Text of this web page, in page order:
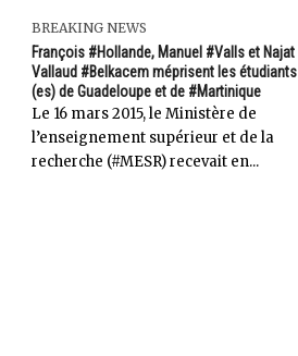
BREAKING NEWS
François #Hollande, Manuel #Valls et Najat
Vallaud #Belkacem méprisent les étudiants
(es) de Guadeloupe et de #Martinique
Le 16 mars 2015, le Ministère de
l’enseignement supérieur et de la
recherche (#MESR) recevait en...